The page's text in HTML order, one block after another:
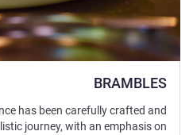
BRAMBLES
has been carefully crafted and
journey, with an emphasis on